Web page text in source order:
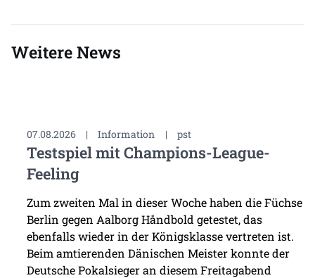
Weitere News
07.08.2026 | Information | pst
Testspiel mit Champions-League-
Feeling
Zum zweiten Mal in dieser Woche haben die Füchse
Berlin gegen Aalborg Håndbold getestet, das
ebenfalls wieder in der Königsklasse vertreten ist.
Beim amtierenden Dänischen Meister konnte der
Deutsche Pokalsieger an diesem Freitagabend